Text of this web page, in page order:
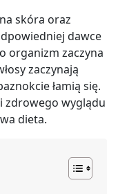
skóra oraz
dawce
organizm zaczyna
zaczynają
łamią się.
zdrowego wyglądu
dieta.